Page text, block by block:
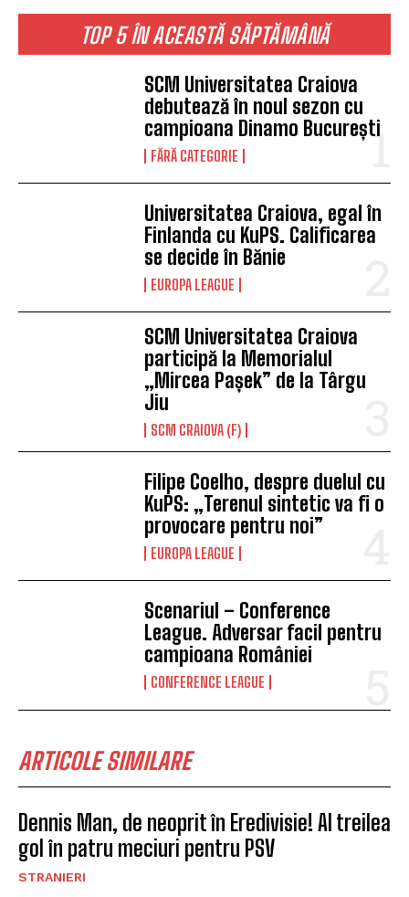
TOP 5 ÎN ACEASTĂ SĂPTĂMÂNĂ
SCM Universitatea Craiova
debutează în noul sezon cu
campioana Dinamo București
FĂRĂ CATEGORIE
Universitatea Craiova, egal în
Finlanda cu KuPS. Calificarea
se decide în Bănie
EUROPA LEAGUE
SCM Universitatea Craiova
participă la Memorialul
„Mircea Pașek” de la Târgu
Jiu
SCM CRAIOVA (F)
Filipe Coelho, despre duelul cu
KuPS: „Terenul sintetic va fi o
provocare pentru noi”
EUROPA LEAGUE
Scenariul – Conference
League. Adversar facil pentru
campioana României
CONFERENCE LEAGUE
ARTICOLE SIMILARE
Dennis Man, de neoprit în Eredivisie! Al treilea
gol în patru meciuri pentru PSV
STRANIERI